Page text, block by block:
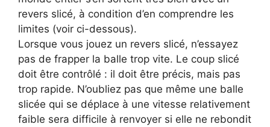
revers slicé, à condition d’en comprendre les
limites (voir ci-dessous).
Lorsque vous jouez un revers slicé, n’essayez
pas de frapper la balle trop vite. Le coup slicé
doit être contrôlé : il doit être précis, mais pas
trop rapide. N’oubliez pas que même une balle
slicée qui se déplace à une vitesse relativement
faible sera difficile à renvoyer si elle ne rebondit